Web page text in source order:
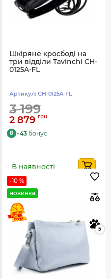
Шкіряне кросбоді на
три відділи Tavinchi CH-
0125A-FL
Артикул: CH-0125A-FL
3 199
2 879 грн
B +43 бонус
В наявності
-10 %
новинка
5